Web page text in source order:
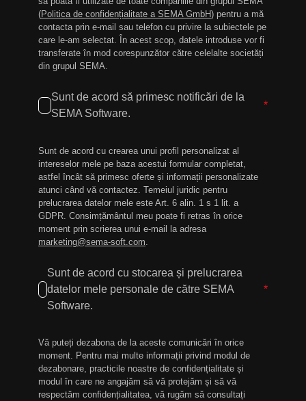
(Politica de confidențialitate a SEMA GmbH) pentru a mă
contacta prin e-mail sau telefon cu privire la subiectele pe
care le-am selectat. În acest scop, datele introduse vor fi
transferate în mod corespunzător către celelalte societăți
din grupul SEMA.
Sunt de acord să primesc notificări de la
SEMA Software.
*
Sunt de acord cu crearea unui profil personalizat al
intereselor mele pe baza acestui formular completat,
astfel încât să primesc oferte și informații personalizate
atunci când vă contactez. Temeiul juridic pentru
prelucrarea datelor mele este Art. 6 alin. 1 s 1 lit. a
GDPR. Consimțământul meu poate fi retras în orice
moment prin scrierea unui e-mail la adresa
marketing@sema-soft.com
Sunt de acord cu stocarea și prelucrarea
datelor mele personale de către SEMA
Software.
*
Vă puteți dezabona de la aceste comunicări în orice
moment. Pentru mai multe informații privind modul de
dezabonare, practicile noastre de confidențialitate și
modul în care ne angajăm să vă protejăm și să vă
respectăm confidențialitatea, vă rugăm să consultați